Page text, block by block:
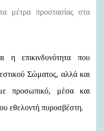
μέτρα προστασίας στα
η επικινδυνότητα που
Σώματος, αλλά και
προσωπικό, μέσα και
εθελοντή πυροσβέστη.